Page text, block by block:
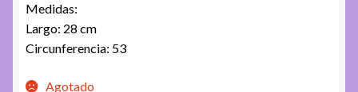
Medidas:
Largo: 28 cm
Circunferencia: 53
Agotado